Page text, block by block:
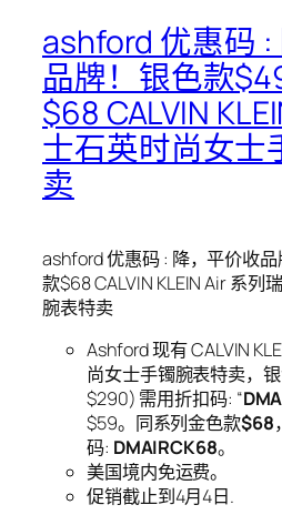
ashford 优惠码
品牌！银色款
$68 CALVIN
士石英时尚女士
卖
ashford 优惠码 : 降，平价收
款$68 CALVIN KLEIN Air 系列
腕表特卖
Ashford 现有 CALVIN
尚女士手镯腕表特卖，
$290) 需用折扣码: “
$59。同系列金色款$68
码: DMAIRCK68。
美国境内免运费。
促销截止到4月4日.